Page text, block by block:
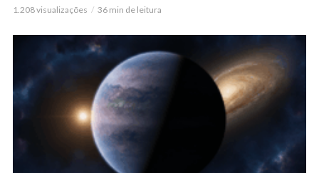
1.208 visualizações 36 min de leitura